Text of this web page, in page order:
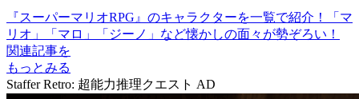
『スーパーマリオRPG』のキャラクターを一覧で紹介！「マ
リオ」「マロ」「ジーノ」など懐かしの面々が勢ぞろい！
関連記事を
もっとみる
Staffer Retro: 超能力推理クエスト AD